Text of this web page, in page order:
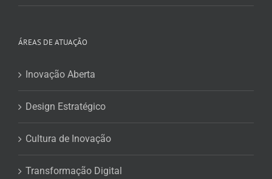
ÁREAS DE ATUAÇÃO
Inovação Aberta
Design Estratégico
Cultura de Inovação
Transformação Digital